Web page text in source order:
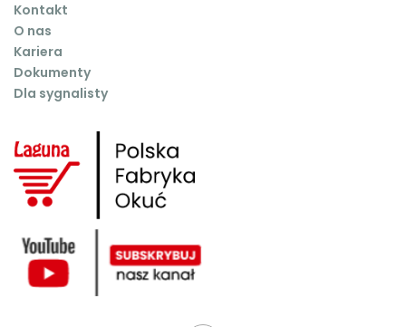
Kontakt
O nas
Kariera
Dokumenty
Dla sygnalisty